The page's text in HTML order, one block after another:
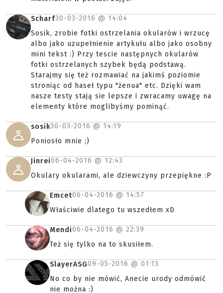
Scharf30-03-2016 @ 14:04
Sosik, zrobie fotki ostrzelania okularów i wrzucę
albo jako uzupełnienie artykułu albo jako osobny
mini tekst :) Przy tescie następnych okularów
fotki ostrzelanych szybek będą podstawą.
Starajmy się też rozmawiać na jakimś poziomie
stroniąc od haseł typu "żenua" etc. Dzięki wam
nasze testy stają sie lepsze i zwracamy uwagę na
elementy które moglibyśmy pominąć.
sosik30-03-2016 @ 14:19
Poniosło mnie ;)
Jinrei06-04-2016 @ 12:43
Okulary okularami, ale dziewczyny przepiękne :P
Emcet06-04-2016 @ 14:57
Właściwie dlatego tu wszedłem xD
Mendi06-04-2016 @ 22:39
Też się tylko na to skusiłem.
SlayerASG09-05-2016 @ 01:13
No co by nie mówić, Anecie urody odmówić
nie można :)